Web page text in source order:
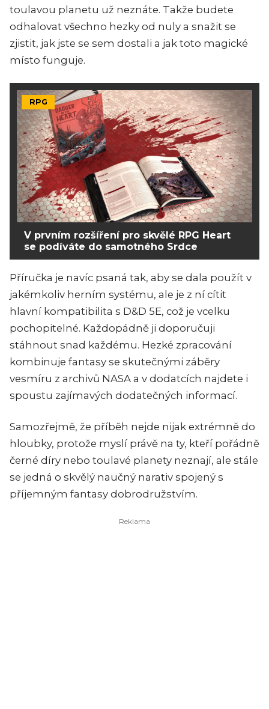
toulavou planetu už neznáte. Takže budete
odhalovat všechno hezky od nuly a snažit se
zjistit, jak jste se sem dostali a jak toto magické
místo funguje.
RPG
V prvním rozšíření pro skvělé RPG Heart
se podíváte do samotného Srdce
Příručka je navíc psaná tak, aby se dala použít v
jakémkoliv herním systému, ale je z ní cítit
hlavní kompatibilita s D&D 5E, což je vcelku
pochopitelné. Každopádně ji doporučuji
stáhnout snad každému. Hezké zpracování
kombinuje fantasy se skutečnými záběry
vesmíru z archivů NASA a v dodatcích najdete i
spoustu zajímavých dodatečných informací.
Samozřejmě, že příběh nejde nijak extrémně do
hloubky, protože myslí právě na ty, kteří pořádně
černé díry nebo toulavé planety neznají, ale stále
se jedná o skvělý naučný narativ spojený s
příjemným fantasy dobrodružstvím.